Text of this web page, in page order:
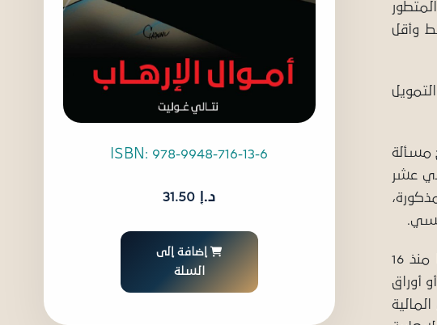
وأقل
من ممارسات التمويل
مسألة
عشر
المذكورة،
لقــد جـاء تعريـف تمويل الإرهاب في المادة 2-2-421 من قانون العقوبات الفرنسي (النسخة المعمول بها منذ 16
أوراق
ISBN: 978-9948-716-13-6
د.إ 31.50
إضافة إلى
السلة